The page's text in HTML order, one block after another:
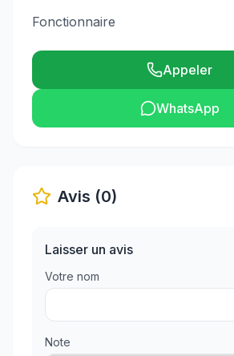
Fonctionnaire
Appeler
WhatsApp
Avis (0)
Laisser un avis
Votre nom
Note